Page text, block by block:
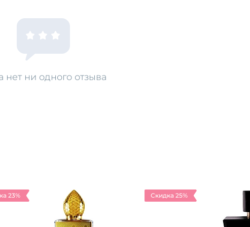
нет ни одного отзыва
23% Скидка 25%